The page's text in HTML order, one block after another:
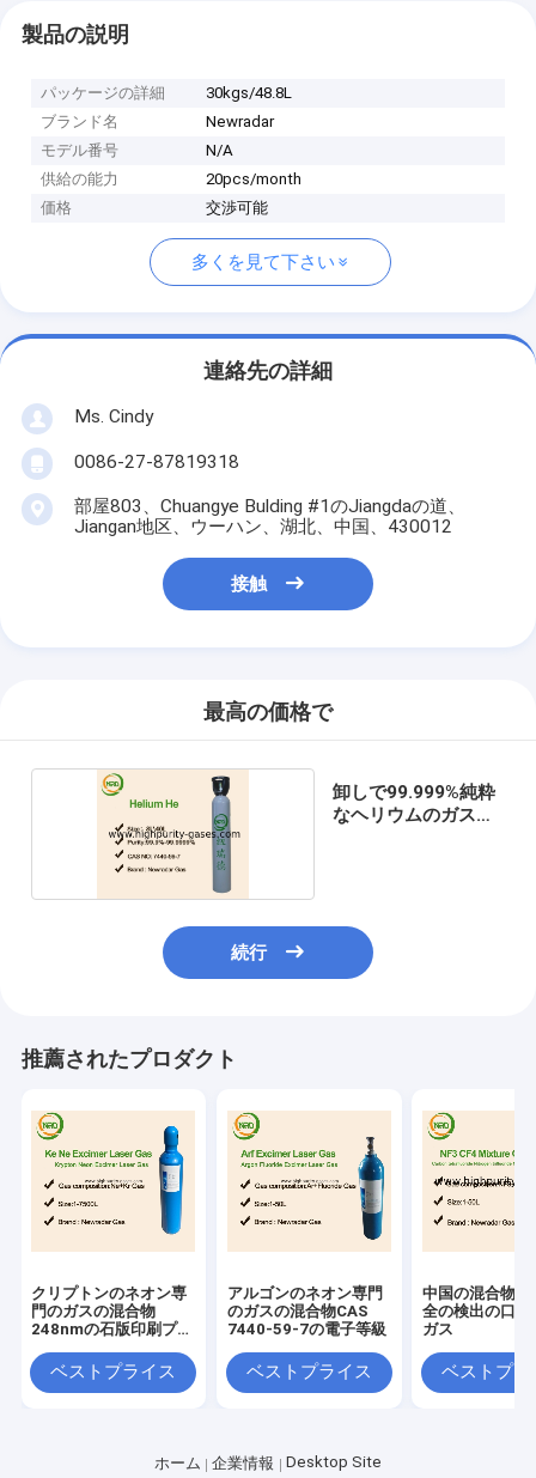
製品の説明
パッケージの詳細
30kgs/48.8L
ブランド名
Newradar
モデル番号
N/A
供給の能力
20pcs/month
価格
交渉可能
多くを見て下さい
連絡先の詳細
Ms. Cindy
0086-27-87819318
部屋803、Chuangye Bulding #1のJiangdaの道、
Jiangan地区、ウーハン、湖北、中国、430012
接触
最高の価格で
卸しで99.999%純粋
なヘリウムのガス代
続行
推薦されたプロダクト
クリプトンのネオン専
門のガスの混合物
248nmの石版印刷プロ
ベストプライス
アルゴンのネオン専門
のガスの混合物CAS
7440-59-7の電子等級
ベストプライス
中国の混合物の
全の検出の口径
ガス
ベストプラ
ホーム 企業情報 Desktop Site